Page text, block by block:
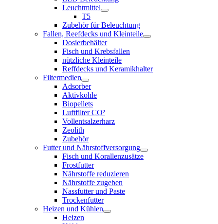
Leuchtmittel
T5
Zubehör für Beleuchtung
Fallen, Reefdecks und Kleinteile
Dosierbehälter
Fisch und Krebsfallen
nützliche Kleinteile
Reffdecks und Keramikhalter
Filtermedien
Adsorber
Aktivkohle
Biopellets
Luftfilter CO²
Vollentsalzerharz
Zeolith
Zubehör
Futter und Nährstoffversorgung
Fisch und Korallenzusätze
Frostfutter
Nährstoffe reduzieren
Nährstoffe zugeben
Nassfutter und Paste
Trockenfutter
Heizen und Kühlen
Heizen